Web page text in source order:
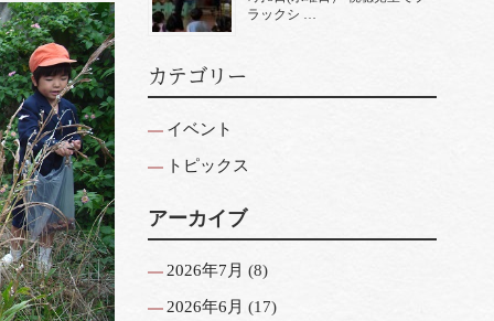
ラックシ …
カテゴリー
イベント
トピックス
アーカイブ
2026年7月 (8)
2026年6月 (17)